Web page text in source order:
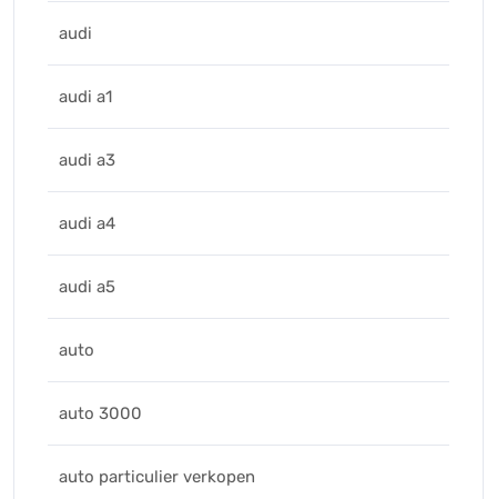
audi
audi a1
audi a3
audi a4
audi a5
auto
auto 3000
auto particulier verkopen